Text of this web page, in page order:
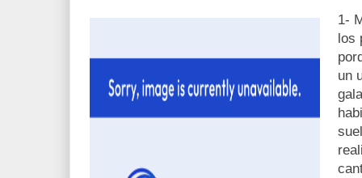
1-
los
un